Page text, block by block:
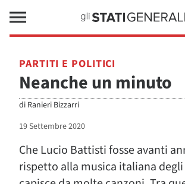
PARTITI E POLITICI
Neanche un minuto
di Ranieri Bizzarri
19 Settembre 2020
Che Lucio Battisti fosse avanti
rispetto alla musica italiana degli